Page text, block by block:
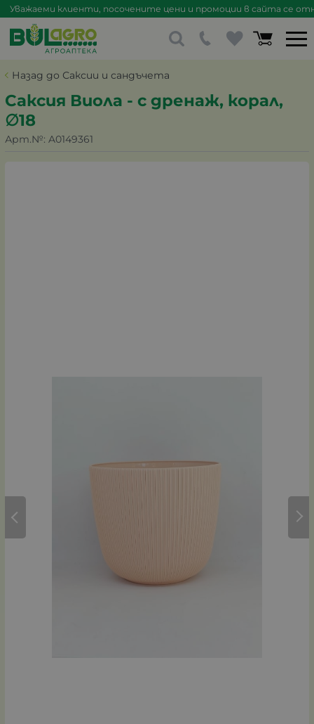
Уважаеми клиенти, посочените цени и промоции в сайта се
Назад до Саксии и сандъчета
Саксия Виола - с дренаж, корал,
∅18
Арт.№: A0149361